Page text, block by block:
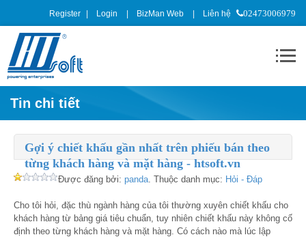
Register Login BizMan Web Liên hệ 02473006979
Tin chi tiết
Gợi ý chiết khấu gần nhất trên phiếu bán theo
từng khách hàng và mặt hàng - htsoft.vn
Được đăng bởi: panda. Thuộc danh mục: Hỏi - Đáp
Cho tôi hỏi, đặc thù ngành hàng của tôi thường xuyên chiết khấu cho
khách hàng từ bảng giá tiêu chuẩn, tuy nhiên chiết khấu này không cố
định theo từng khách hàng và mặt hàng. Có cách nào mà lúc lập